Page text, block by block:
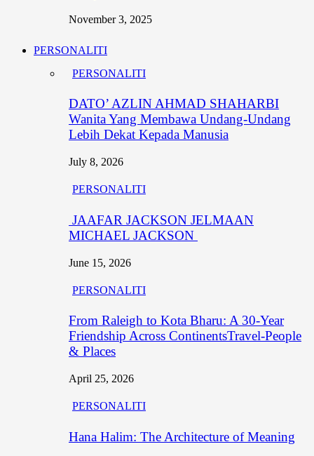
November 3, 2025
PERSONALITI
PERSONALITI
DATO’ AZLIN AHMAD SHAHARBI
Wanita Yang Membawa Undang-Undang
Lebih Dekat Kepada Manusia
July 8, 2026
PERSONALITI
JAAFAR JACKSON JELMAAN
MICHAEL JACKSON
June 15, 2026
PERSONALITI
From Raleigh to Kota Bharu: A 30-Year
Friendship Across ContinentsTravel-People
& Places
April 25, 2026
PERSONALITI
Hana Halim: The Architecture of Meaning